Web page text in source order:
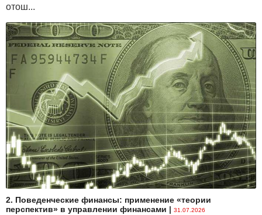
отош...
2. Поведенческие финансы: применение «теории
перспектив» в управлении финансами | 31.07.2026